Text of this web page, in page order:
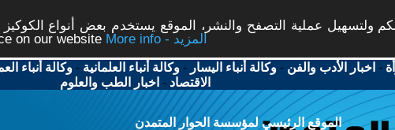
ولتسهيل عملية التصفح والنشر، الموقع يستخدم بعض أنواع
on our website
More info - المزيد
- اخبار الأدب والفن -وكالة أنباء اليسار -وكالة أنباء العلمانية -وكالة أنباء
الاقتصاد - اخبار الطب والعلوم
الموقع الرئيسي لمؤسسة الحوار المتمدن